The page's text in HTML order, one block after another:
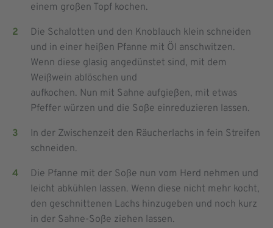
einem großen Topf kochen.
Die Schalotten und den Knoblauch klein schneiden
und in einer heißen Pfanne mit Öl anschwitzen.
Wenn diese glasig angedünstet sind, mit dem
Weißwein ablöschen und
aufkochen. Nun mit Sahne aufgießen, mit etwas
Pfeffer würzen und die Soße einreduzieren lassen.
In der Zwischenzeit den Räucherlachs in fein Streifen
schneiden.
Die Pfanne mit der Soße nun vom Herd nehmen und
leicht abkühlen lassen. Wenn diese nicht mehr kocht,
den geschnittenen Lachs hinzugeben und noch kurz
in der Sahne-Soße ziehen lassen.